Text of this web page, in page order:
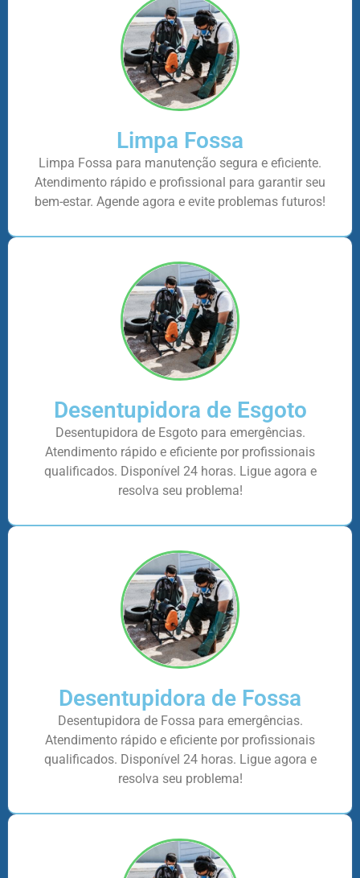
Limpa Fossa
Limpa Fossa para manutenção segura e eficiente.
Atendimento rápido e profissional para garantir seu
bem-estar. Agende agora e evite problemas futuros!
Desentupidora de Esgoto
Desentupidora de Esgoto para emergências.
Atendimento rápido e eficiente por profissionais
qualificados. Disponível 24 horas. Ligue agora e
resolva seu problema!
Desentupidora de Fossa
Desentupidora de Fossa para emergências.
Atendimento rápido e eficiente por profissionais
qualificados. Disponível 24 horas. Ligue agora e
resolva seu problema!